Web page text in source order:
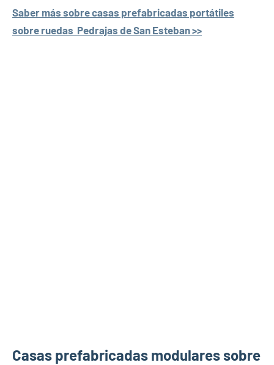
Saber más sobre casas prefabricadas portátiles
sobre ruedas Pedrajas de San Esteban >>
Casas prefabricadas modulares sobre